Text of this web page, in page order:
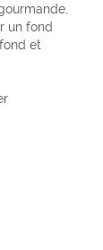
un fond
et